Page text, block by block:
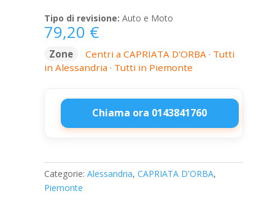
Tipo di revisione: Auto e Moto
79,20 €
Zone Centri a CAPRIATA D'ORBA · Tutti
in Alessandria · Tutti in Piemonte
Chiama ora 0143841760
LERMA
DI
ARECCO
CLAUDIO
Categorie: Alessandria, CAPRIATA D'ORBA,
Piemonte